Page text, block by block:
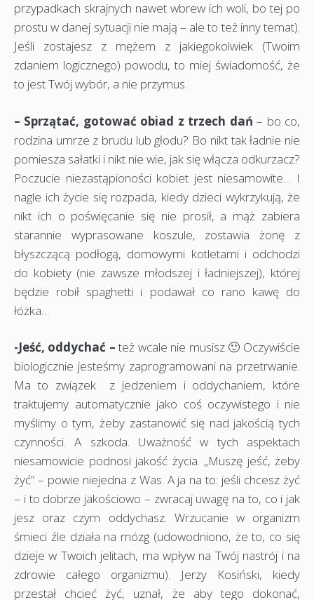
przypadkach skrajnych nawet wbrew ich woli, bo tej po
prostu w danej sytuacji nie mają – ale to też inny temat).
Jeśli zostajesz z mężem z jakiegokolwiek (Twoim
zdaniem logicznego) powodu, to miej świadomość, że
to jest Twój wybór, a nie przymus.
– Sprzątać, gotować obiad z trzech dań – bo co,
rodzina umrze z brudu lub głodu? Bo nikt tak ładnie nie
pomiesza sałatki i nikt nie wie, jak się włącza odkurzacz?
Poczucie niezastąpioności kobiet jest niesamowite… I
nagle ich życie się rozpada, kiedy dzieci wykrzykują, że
nikt ich o poświęcanie się nie prosił, a mąż zabiera
starannie wyprasowane koszule, zostawia żonę z
błyszczącą podłogą, domowymi kotletami i odchodzi
do kobiety (nie zawsze młodszej i ładniejszej), której
będzie robił spaghetti i podawał co rano kawę do
łóżka…
-Jeść, oddychać –też wcale nie musisz 🙂 Oczywiście
biologicznie jesteśmy zaprogramowani na przetrwanie.
Ma to związek z jedzeniem i oddychaniem, które
traktujemy automatycznie jako coś oczywistego i nie
myślimy o tym, żeby zastanowić się nad jakością tych
czynności. A szkoda. Uważność w tych aspektach
niesamowicie podnosi jakość życia. „Muszę jeść, żeby
żyć” – powie niejedna z Was. A ja na to: jeśli chcesz żyć
– i to dobrze jakościowo – zwracaj uwagę na to, co i jak
jesz oraz czym oddychasz. Wrzucanie w organizm
śmieci źle działa na mózg (udowodniono, że to, co się
dzieje w Twoich jelitach, ma wpływ na Twój nastrój i na
zdrowie całego organizmu). Jerzy Kosiński, kiedy
przestał chcieć żyć, uznał, że aby tego dokonać,